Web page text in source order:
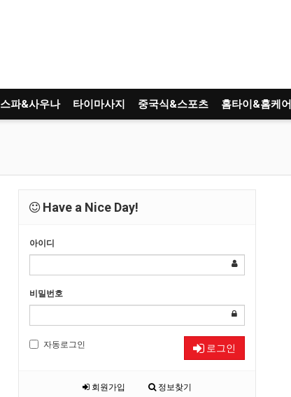
스파&사우나 타이마사지 중국식&스포츠 홈타이&홈케어
Have a Nice Day!
아이디
비밀번호
자동로그인 로그인
회원가입 정보찾기